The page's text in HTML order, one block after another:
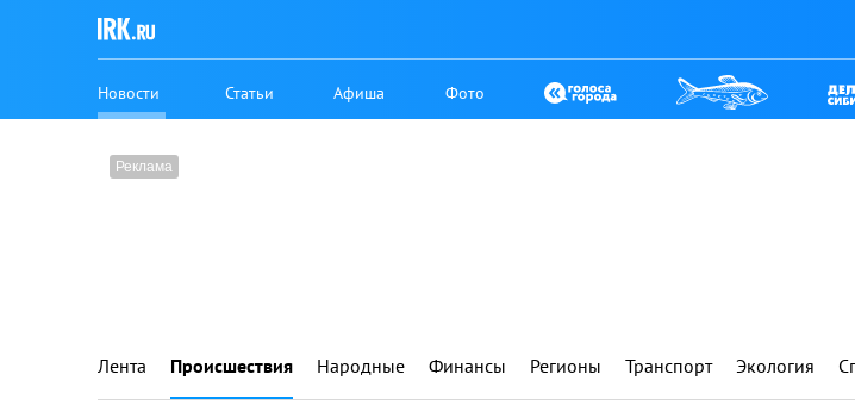
Новости Статьи Афиша Фото
Лента Происшествия Народные Финансы Регионы Транспорт Экология